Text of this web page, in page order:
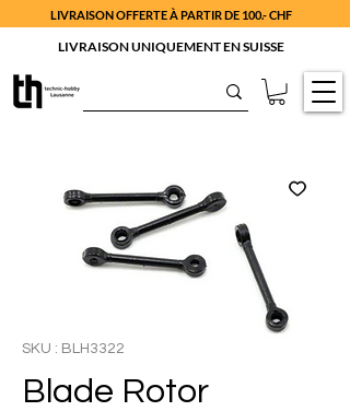
LIVRAISON OFFERTE À PARTIR DE 100.- CHF
LIVRAISON UNIQUEMENT EN SUISSE
SKU : BLH3322
Blade Rotor